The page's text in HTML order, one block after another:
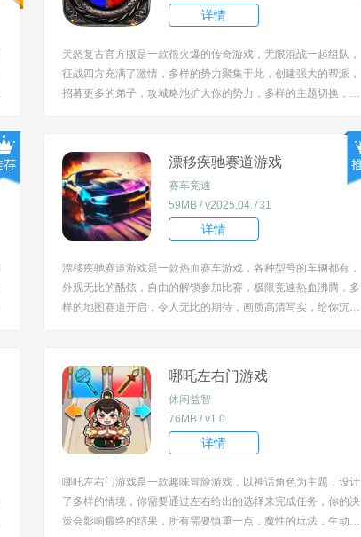
详情
天怒复古官方版是一款很火爆的传奇游戏，无限混战一起组队，
征战四方充满了激情，多样的势力聚集于此，创建强大的帮派，
招募更多的弟子，攻城略池扩大你的势力，多样的主题切换，搭
带来原汁原味的传...
漂移疾驰赛道游戏
赛车竞速
59MB / v2025.04.731
详情
漂移疾驰赛道游戏是一款热血赛车游戏，各种型号的车辆都有，
外观无比的酷炫，自由的解锁参加比赛，极限竞速热血沸腾，多
样的地图赛道开启，令人无比的期待，画质高清写实，给你沉浸
度与竞技展开游戏...
哪吒左右门游戏
休闲益智
76MB / v1.0
详情
哪吒左右门游戏是一款趣味冒险游戏，以神话角色为主题，设计
了多样的情境，你需要通过左右给出的选择来完成任务，你的决
策会影响最终的结果，所有需要慎重一点，魔性的玩法，生动的